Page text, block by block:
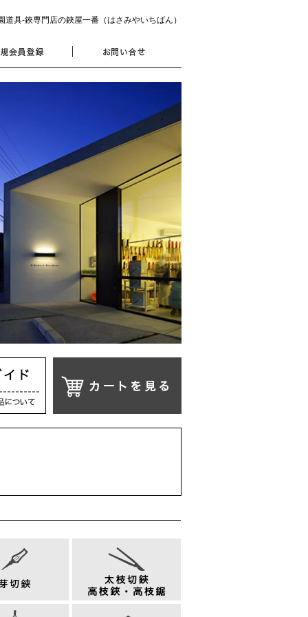
具‐鋏専門店の鋏屋一番（はさみやいちばん）